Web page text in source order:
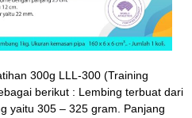
300g LLL-300 (Training
berikut : Lembing terbuat dari
yaitu 305 – 325 gram. Panjang